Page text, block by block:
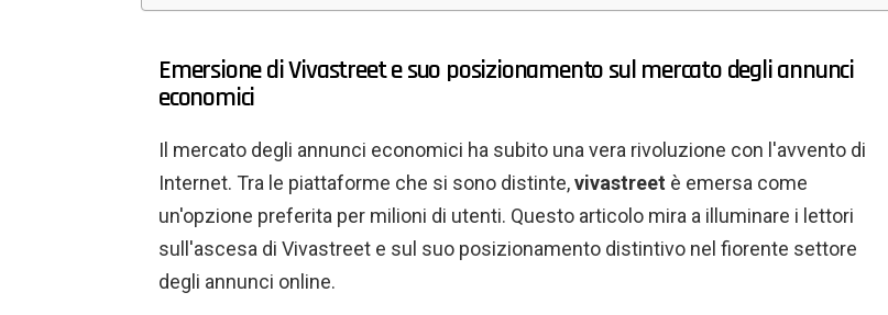
Emersione di Vivastreet e suo posizionamento sul mercato degli annunci
economici
Il mercato degli annunci economici ha subito una vera rivoluzione con l'avvento di
Internet. Tra le piattaforme che si sono distinte,vivastreet è emersa come
un'opzione preferita per milioni di utenti. Questo articolo mira a illuminare i lettori
sull'ascesa di Vivastreet e sul suo posizionamento distintivo nel fiorente settore
degli annunci online.